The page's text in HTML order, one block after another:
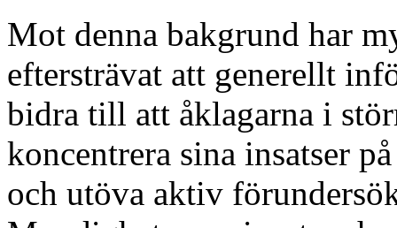
Mot denna bakgrund har
eftersträvat att generellt
bidra till att åklagarna i
koncentrera sina insatser
och utöva aktiv